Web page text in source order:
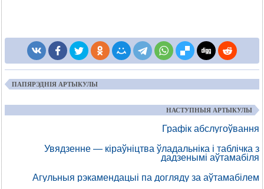
ПАПЯРЭДНІЯ АРТЫКУЛЫ
НАСТУПНЫЯ АРТЫКУЛЫ
Графік абслугоўвання
Увядзенне — кіраўніцтва ўладальніка і таблічка з
дадзенымі аўтамабіля
Агульныя рэкамендацыі па догляду за аўтамабілем